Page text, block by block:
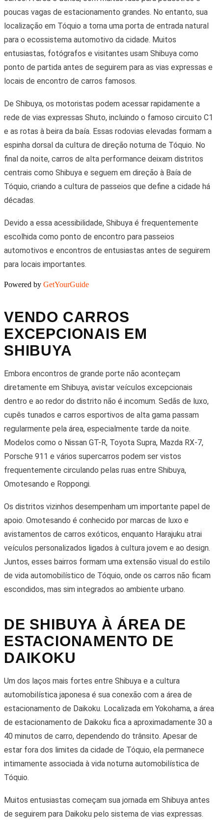
poucas vagas de estacionamento grandes. No entanto, sua
localização em Tóquio a torna uma porta de entrada natural
para o ecossistema automotivo da cidade. Muitos
entusiastas, fotógrafos e visitantes usam Shibuya como
ponto de partida antes de seguirem para as vias expressas e
locais de encontro de carros famosos.
De Shibuya, os motoristas podem acessar rapidamente a
rede de vias expressas Shuto, incluindo o famoso circuito C1
e as rotas à beira da baía. Essas rodovias elevadas formam a
espinha dorsal da cultura de direção noturna de Tóquio. No
final da noite, carros de alta performance deixam distritos
centrais como Shibuya e seguem em direção à Baía de
Tóquio, criando a cultura de passeios que define a cidade há
décadas.
Devido a essa acessibilidade, Shibuya é frequentemente
escolhida como ponto de encontro para passeios
automotivos e encontros de entusiastas antes de seguirem
para locais importantes.
Powered by GetYourGuide
VENDO CARROS
EXCEPCIONAIS EM
SHIBUYA
Embora encontros de grande porte não aconteçam
diretamente em Shibuya, avistar veículos excepcionais
dentro e ao redor do distrito não é incomum. Sedãs de luxo,
cupês tunados e carros esportivos de alta gama passam
regularmente pela área, especialmente tarde da noite.
Modelos como o Nissan GT-R, Toyota Supra, Mazda RX-7,
Porsche 911 e vários supercarros podem ser vistos
frequentemente circulando pelas ruas entre Shibuya,
Omotesando e Roppongi.
Os distritos vizinhos desempenham um importante papel de
apoio. Omotesando é conhecido por marcas de luxo e
avistamentos de carros exóticos, enquanto Harajuku atrai
veículos personalizados ligados à cultura jovem e ao design.
Juntos, esses bairros formam uma extensão visual do estilo
de vida automobilístico de Tóquio, onde os carros não ficam
escondidos, mas sim integrados ao ambiente urbano.
DE SHIBUYA À ÁREA DE
ESTACIONAMENTO DE
DAIKOKU
Um dos laços mais fortes entre Shibuya e a cultura
automobilística japonesa é sua conexão com a área de
estacionamento de Daikoku. Localizada em Yokohama, a área
de estacionamento de Daikoku fica a aproximadamente 30 a
40 minutos de carro, dependendo do trânsito. Apesar de
estar fora dos limites da cidade de Tóquio, ela permanece
intimamente associada à vida noturna automobilística de
Tóquio.
Muitos entusiastas começam sua jornada em Shibuya antes
de seguirem para Daikoku pelo sistema de vias expressas.